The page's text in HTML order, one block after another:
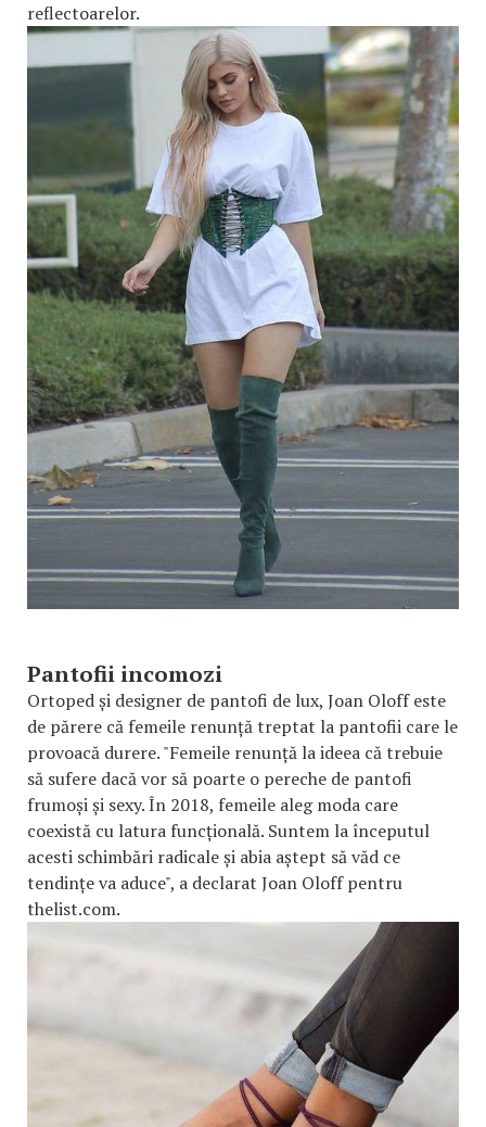
reflectoarelor.
Pantofii incomozi
Ortoped și designer de pantofi de lux, Joan Oloff este
de părere că femeile renunță treptat la pantofii care le
provoacă durere. "Femeile renunță la ideea că trebuie
să sufere dacă vor să poarte o pereche de pantofi
frumoși și sexy. În 2018, femeile aleg moda care
coexistă cu latura funcțională. Suntem la începutul
acesti schimbări radicale și abia aștept să văd ce
tendințe va aduce", a declarat Joan Oloff pentru
thelist.com.